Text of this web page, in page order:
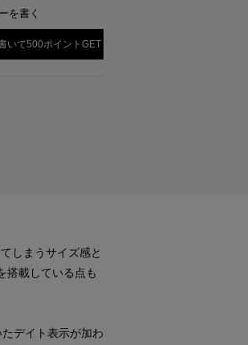
を書く
いて500ポイントGET
しまうサイズ感と
搭載している点も
デイト表示が加わ